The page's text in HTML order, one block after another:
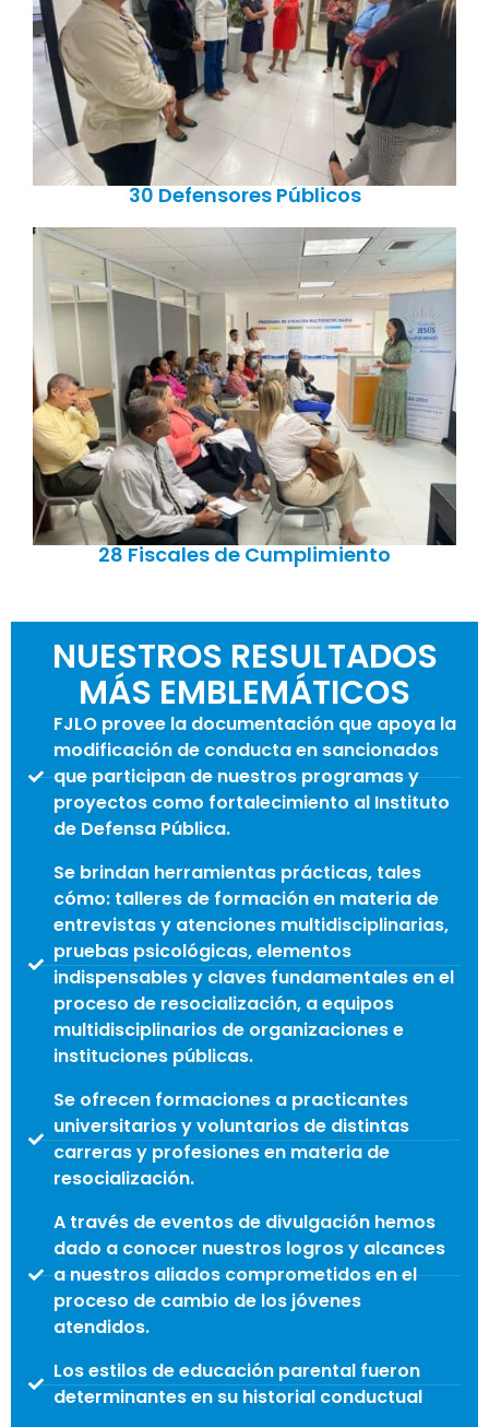
30 Defensores Públicos
28 Fiscales de Cumplimiento
NUESTROS RESULTADOS
MÁS EMBLEMÁTICOS
FJLO provee la documentación que apoya la
modificación de conducta en sancionados
que participan de nuestros programas y
proyectos como fortalecimiento al Instituto
de Defensa Pública.
Se brindan herramientas prácticas, tales
cómo: talleres de formación en materia de
entrevistas y atenciones multidisciplinarias,
pruebas psicológicas, elementos
indispensables y claves fundamentales en el
proceso de resocialización, a equipos
multidisciplinarios de organizaciones e
instituciones públicas.
Se ofrecen formaciones a practicantes
universitarios y voluntarios de distintas
carreras y profesiones en materia de
resocialización.
A través de eventos de divulgación hemos
dado a conocer nuestros logros y alcances
a nuestros aliados comprometidos en el
proceso de cambio de los jóvenes
atendidos.
Los estilos de educación parental fueron
determinantes en su historial conductual